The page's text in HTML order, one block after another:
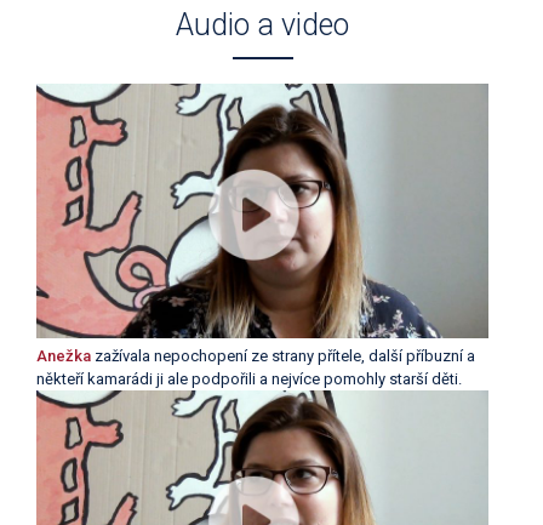
Audio a video
Anežka zažívala nepochopení ze strany přítele, další příbuzní a
někteří kamarádi ji ale podpořili a nejvíce pomohly starší děti.